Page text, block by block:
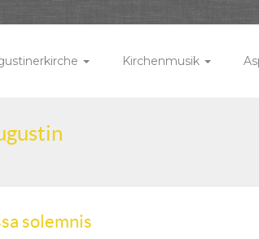
Kirchenmusik
solemnis